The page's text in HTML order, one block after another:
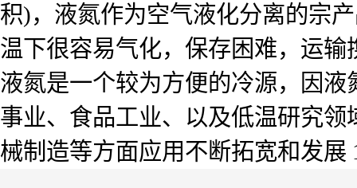
积)，液氮作为空气液化分离的宗
温下很容易气化，保存困难，运
液氮是一个较为方便的冷源，因
事业、食品工业、以及低温研究
械制造等方面应用不断拓宽和发